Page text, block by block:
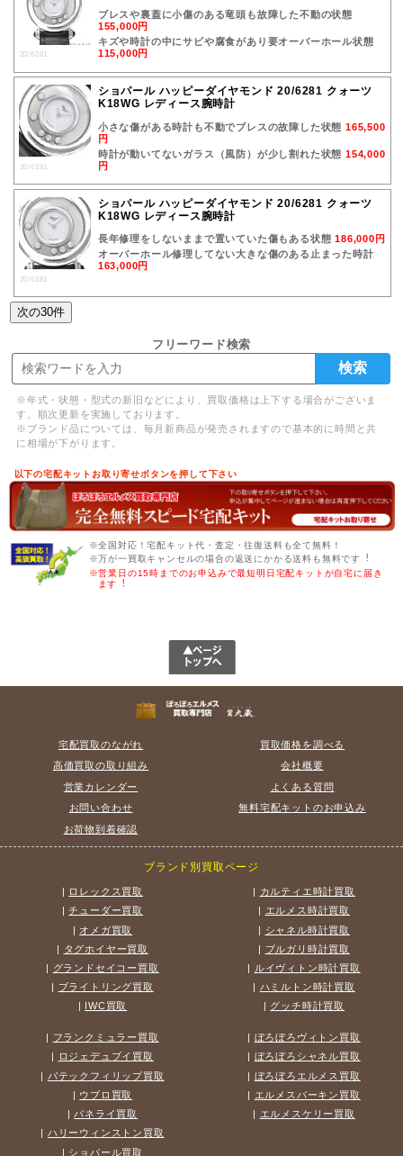
20/6281
ブレスや裏蓋に小傷のある竜頭も故障した不動の状態
155,000円
キズや時計の中にサビや腐食があり要オーバーホール状態
115,000円
20/6281
ショパール ハッピーダイヤモンド 20/6281 クォーツ
K18WG レディース腕時計
小さな傷がある時計も不動でブレスの故障した状態165,500
円
時計が動いてないガラス（風防）が少し割れた状態154,000
円
20/6281
ショパール ハッピーダイヤモンド 20/6281 クォーツ
K18WG レディース腕時計
長年修理をしないままで置いていた傷もある状態186,000円
オーバーホール修理してない大きな傷のある止まった時計
163,000円
フリーワード検索
※年式・状態・型式の新旧などにより、買取価格は上下する場合がございま
す。順次更新を実施しております。
※ブランド品については、毎月新商品が発売されますので基本的に時間と共
に相場が下がります。
以下の宅配キットお取り寄せボタンを押して下さい
※全国対応！宅配キット代・査定・往復送料も全て無料！
※万が一買取キャンセルの場合の返送にかかる送料も無料です︕
※営業日の15時までのお申込みで最短明日宅配キットが自宅に届き
ます︕
宅配買取のながれ
買取価格を調べる
高価買取の取り組み
会社概要
営業カレンダー
よくある質問
お問い合わせ
無料宅配キットのお申込み
お荷物到着確認
ブランド別買取ページ
| ロレックス買取
|チューダー買取
| オメガ買取
| タグホイヤー買取
| グランドセイコー買取
ブライトリング買取
IWC買取
| カルティエ時計買取
エルメス時計買取
| シャネル時計買取
| ブルガリ時計買取
| ルイヴィトン時計買取
ハミルトン時計買取
グッチ時計買取
| フランクミュラー買取
ロジェデュブイ買取
| パテックフィリップ買取
| ウブロ買取
| パネライ買取
ハリーウィンストン買取
| ショパール買取
| ぼろぼろヴィトン買取
ぼろぼろシャネル買取
| ぼろぼろエルメス買取
| エルメスバーキン買取
| エルメスケリー買取